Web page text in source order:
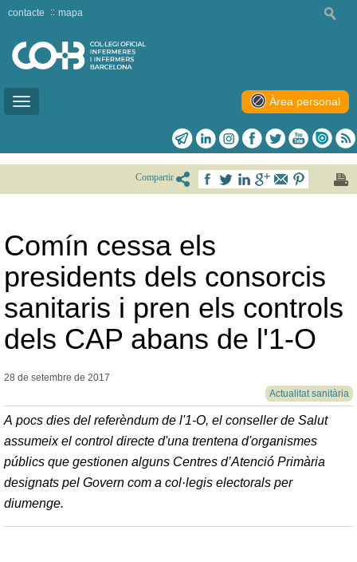
Toggle
contacte mapa
Àrea personal
Compartir
Comín cessa els
presidents dels consorcis
sanitaris i pren els controls
dels CAP abans de l'1-O
28 de setembre de 2017
Actualitat sanitària
A pocs dies del referèndum de l'1-O, el conseller de Salut
assumeix el control directe d'una trentena d'organismes
públics que gestionen alguns Centres d’Atenció Primària
designats pel Govern com a col·legis electorals per
diumenge.